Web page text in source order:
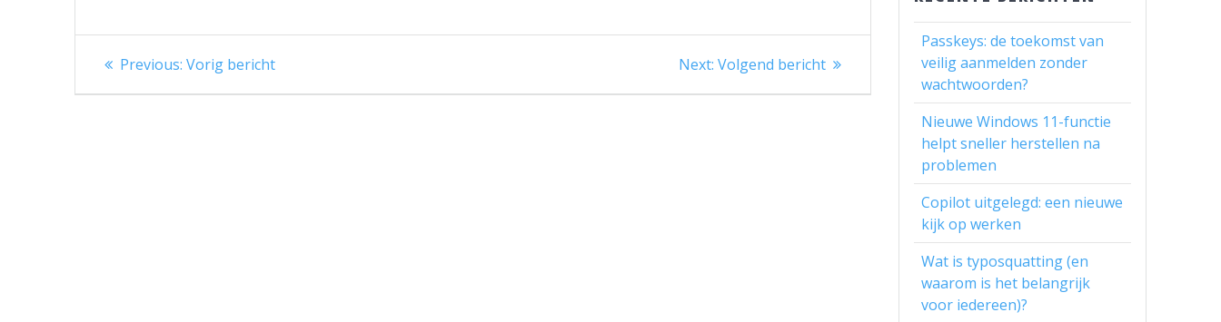
Berichtnavigatie
Previous: Previous
Vorig bericht Next: Next
Volgend bericht
Passkeys: de toekomst van
veilig aanmelden zonder
wachtwoorden?
Nieuwe Windows 11-functie
helpt sneller herstellen na
problemen
Copilot uitgelegd: een nieuwe
kijk op werken
Wat is typosquatting (en
waarom is het belangrijk
voor iedereen)?